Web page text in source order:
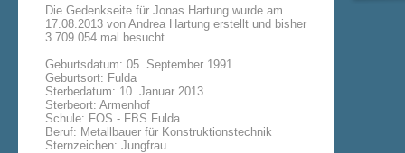
Die Gedenkseite für Jonas Hartung wurde am
17.08.2013 von Andrea Hartung erstellt und bisher
3.709.054 mal besucht.
Geburtsdatum: 05. September 1991
Geburtsort: Fulda
Sterbedatum: 10. Januar 2013
Sterbeort: Armenhof
Schule: FOS - FBS Fulda
Beruf: Metallbauer für Konstruktionstechnik
Sternzeichen: Jungfrau